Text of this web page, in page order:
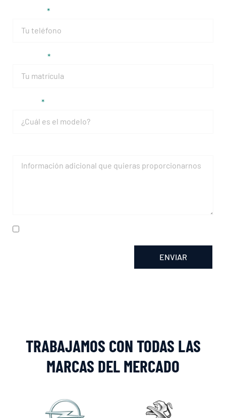
ENVIAR
TRABAJAMOS CON TODAS LAS
MARCAS DEL MERCADO